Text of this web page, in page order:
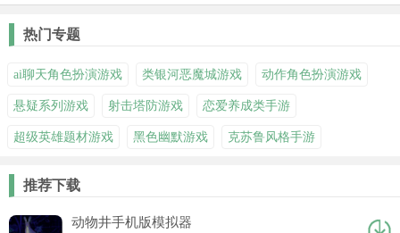
热门专题
ai聊天角色扮演游戏 类银河恶魔城游戏 动作角色扮演游戏
悬疑系列游戏 射击塔防游戏 恋爱养成类手游
超级英雄题材游戏 黑色幽默游戏 克苏鲁风格手游
推荐下载
动物井手机版模拟器